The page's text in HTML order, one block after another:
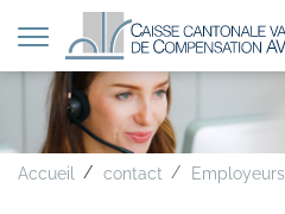
A A A
Afficher
la
navigation
Accueil contact Employeurs